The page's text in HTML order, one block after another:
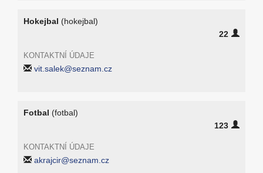
Hokejbal (hokejbal)
22
KONTAKTNÍ ÚDAJE
vit.salek@seznam.cz
Fotbal (fotbal)
123
KONTAKTNÍ ÚDAJE
akrajcir@seznam.cz